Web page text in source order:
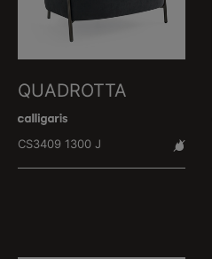
QUADROTTA
CS3409 1300 J